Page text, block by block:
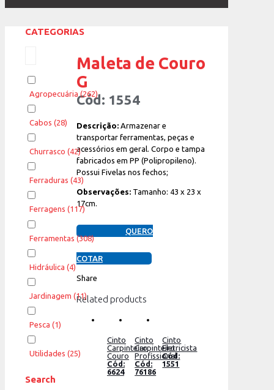
Maleta de Couro
G
Cód: 1554
Descrição:Armazenar e
transportar ferramentas, peças e
acessórios em geral. Corpo e tampa
fabricados em PP (Polipropileno).
Possui Fivelas nos fechos;
Observações:Tamanho: 43 x 23 x
17cm.
QUERO
COTAR
Share
Related products
Cinto
Carpinteiro
Couro
Cód:
6624
Cinto
Carpinteiro
Profissional
Cód:
76186
Cinto
Eletricista
Cód:
1551
CATEGORIAS
Agropecuária (262)
Cabos (28)
Churrasco (42)
Ferraduras (43)
Ferragens (117)
Ferramentas (308)
Hidráulica (4)
Jardinagem (11)
Pesca (1)
Utilidades (25)
Search